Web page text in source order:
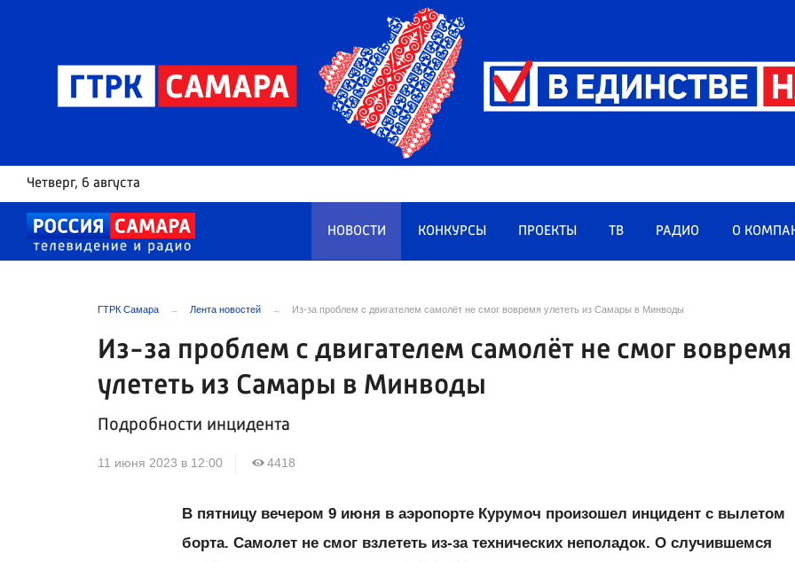
Четверг, 6 августа
НОВОСТИ КОНКУРСЫ ПРОЕКТЫ ТВ РАДИО О
ГТРК Самара Лента новостей Из-за проблем с двигателем самолёт не смог вовремя улететь из Самары в Минводы
Из-за проблем с двигателем самолёт не смог вовремя
улететь из Самары в Минводы
Подробности инцидента
11 июня 2023 в 12:00 4418
В пятницу вечером 9 июня в аэропорте Курумоч произошел инцидент с вылетом
борта. Самолет не смог взлететь из-за технических неполадок. О случившемся